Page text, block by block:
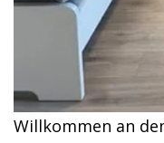
Willkommen an